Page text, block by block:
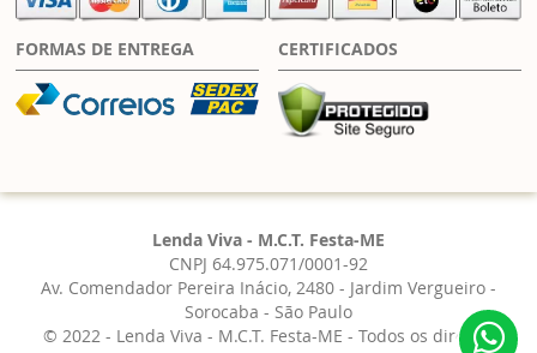
FORMAS DE ENTREGA CERTIFICADOS
Lenda Viva - M.C.T. Festa-ME
CNPJ 64.975.071/0001-92
Av. Comendador Pereira Inácio, 2480 - Jardim Vergueiro -
Sorocaba - São Paulo
© 2022 - Lenda Viva - M.C.T. Festa-ME - Todos os direitos